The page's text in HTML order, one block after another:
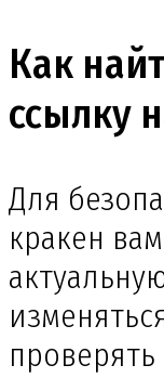
Как
ссылку
Для
кракен